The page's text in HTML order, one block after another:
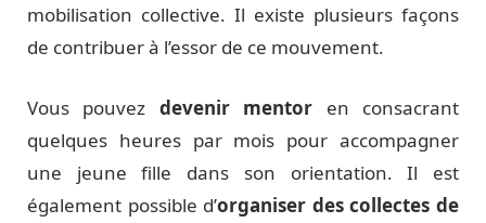
mobilisation collective. Il existe plusieurs façons
de contribuer à l’essor de ce mouvement.
Vous pouvez devenir mentor en consacrant
quelques heures par mois pour accompagner
une jeune fille dans son orientation. Il est
également possible d’organiser des collectes de